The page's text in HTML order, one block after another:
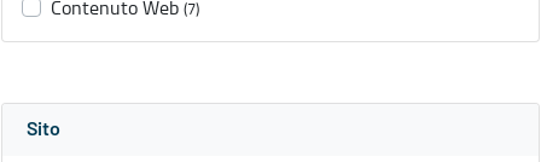
Contenuto Web (7)
Sito